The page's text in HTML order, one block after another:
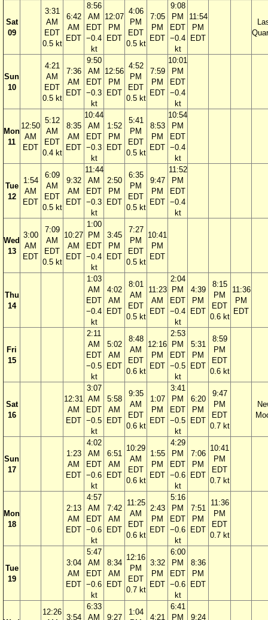
Sat
09
3:31
AM
EDT
0.5 kt
6:42
AM
EDT
8:56
AM
EDT
−0.4
kt
12:07
PM
EDT
4:06
PM
EDT
0.5 kt
7:05
PM
EDT
9:08
PM
EDT
−0.4
kt
11:54
PM
EDT
Sun
10
4:21
AM
EDT
0.5 kt
7:36
AM
EDT
9:50
AM
EDT
−0.3
kt
12:56
PM
EDT
4:52
PM
EDT
0.5 kt
7:59
PM
EDT
10:01
PM
EDT
−0.4
kt
Mon
11
12:50
AM
EDT
5:12
AM
EDT
0.4 kt
8:35
AM
EDT
10:44
AM
EDT
−0.3
kt
1:52
PM
EDT
5:41
PM
EDT
0.5 kt
8:53
PM
EDT
10:54
PM
EDT
−0.4
kt
Tue
12
1:54
AM
EDT
6:09
AM
EDT
0.5 kt
9:32
AM
EDT
11:44
AM
EDT
−0.3
kt
2:50
PM
EDT
6:35
PM
EDT
0.5 kt
9:47
PM
EDT
11:52
PM
EDT
−0.4
kt
Wed
13
3:00
AM
EDT
7:09
AM
EDT
0.5 kt
10:27
AM
EDT
1:00
PM
EDT
−0.4
kt
3:45
PM
EDT
7:27
PM
EDT
0.5 kt
10:41
PM
EDT
Thu
14
1:03
AM
EDT
−0.4
kt
4:02
AM
EDT
8:01
AM
EDT
0.5 kt
11:23
AM
EDT
2:04
PM
EDT
−0.4
kt
4:39
PM
EDT
8:15
PM
EDT
0.6 kt
11:36
PM
EDT
Fri
15
2:11
AM
EDT
−0.5
kt
5:02
AM
EDT
8:48
AM
EDT
0.6 kt
12:16
PM
EDT
2:53
PM
EDT
−0.5
kt
5:31
PM
EDT
8:59
PM
EDT
0.6 kt
Sat
16
12:31
AM
EDT
3:07
AM
EDT
−0.5
kt
5:58
AM
EDT
9:35
AM
EDT
0.6 kt
1:07
PM
EDT
3:41
PM
EDT
−0.5
kt
6:20
PM
EDT
9:47
PM
EDT
0.7 kt
Sun
17
1:23
AM
EDT
4:02
AM
EDT
−0.6
kt
6:51
AM
EDT
10:29
AM
EDT
0.6 kt
1:55
PM
EDT
4:29
PM
EDT
−0.6
kt
7:06
PM
EDT
10:41
PM
EDT
0.7 kt
Mon
18
2:13
AM
EDT
4:57
AM
EDT
−0.6
kt
7:42
AM
EDT
11:25
AM
EDT
0.6 kt
2:43
PM
EDT
5:16
PM
EDT
−0.6
kt
7:51
PM
EDT
11:36
PM
EDT
0.7 kt
Tue
19
3:04
AM
EDT
5:47
AM
EDT
−0.6
kt
8:34
AM
EDT
12:16
PM
EDT
0.7 kt
3:32
PM
EDT
6:00
PM
EDT
−0.6
kt
8:36
PM
EDT
12:26
3:54
6:33
AM
9:27
1:04
4:21
6:41
PM
9:24